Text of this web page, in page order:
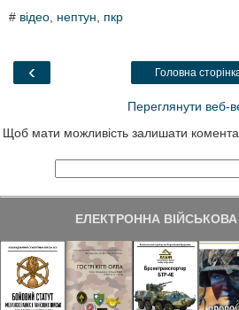
e
o
t
k
a
# відео нептун пкр
‹ Головна
Переглянути веб-
Щоб мати можливість залишати
ЕЛЕКТРОННА ВІЙСЬКОВА